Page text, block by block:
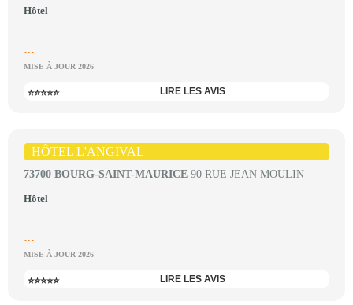
Hôtel
...
MISE À JOUR 2026
⭐⭐⭐⭐⭐ LIRE LES AVIS
HÔTEL L'ANGIVAL
73700 BOURG-SAINT-MAURICE 90 RUE JEAN MOULIN
Hôtel
...
MISE À JOUR 2026
⭐⭐⭐⭐⭐ LIRE LES AVIS